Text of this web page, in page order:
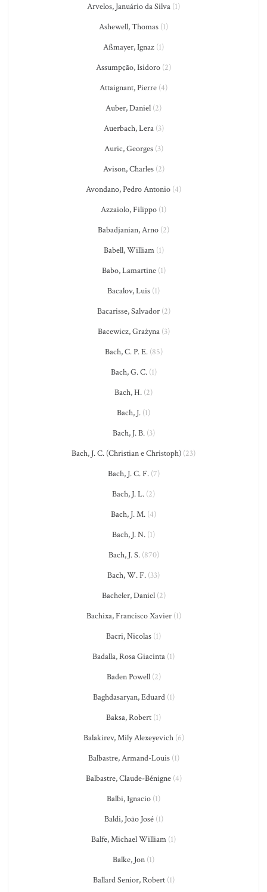
Arvelos, Januário da Silva (1)
Ashewell, Thomas (1)
Aßmayer, Ignaz (1)
Assumpção, Isidoro (2)
Attaignant, Pierre (4)
Auber, Daniel (2)
Auerbach, Lera(3)
Auric, Georges(3)
Avison, Charles(2)
Avondano, Pedro Antonio (4)
Azzaiolo, Filippo (1)
Babadjanian, Arno (2)
Babell, William(1)
Babo, Lamartine(1)
Bacalov, Luis (1)
Bacarisse, Salvador(2)
Bacewicz, Grażyna(3)
Bach, C. P. E.(85)
Bach, G. C.(1)
Bach, H. (2)
Bach, J. (1)
Bach, J. B.(3)
Bach, J. C. (Christian e Christoph) (23)
Bach, J. C. F.(7)
Bach, J. L. (2)
Bach, J. M. (4)
Bach, J. N. (1)
Bach, J. S.(870)
Bach, W. F. (33)
Bacheler, Daniel(2)
Bachixa, Francisco Xavier(1)
Bacri, Nicolas (1)
Badalla, Rosa Giacinta (1)
Baden Powell(2)
Baghdasaryan, Eduard(1)
Baksa, Robert (1)
Balakirev, Mily Alexeyevich(6)
Balbastre, Armand-Louis(1)
Balbastre, Claude-Bénigne(4)
Balbi, Ignacio (1)
Baldi, João José(1)
Balfe, Michael William (1)
Balke, Jon (1)
Ballard Senior, Robert(1)